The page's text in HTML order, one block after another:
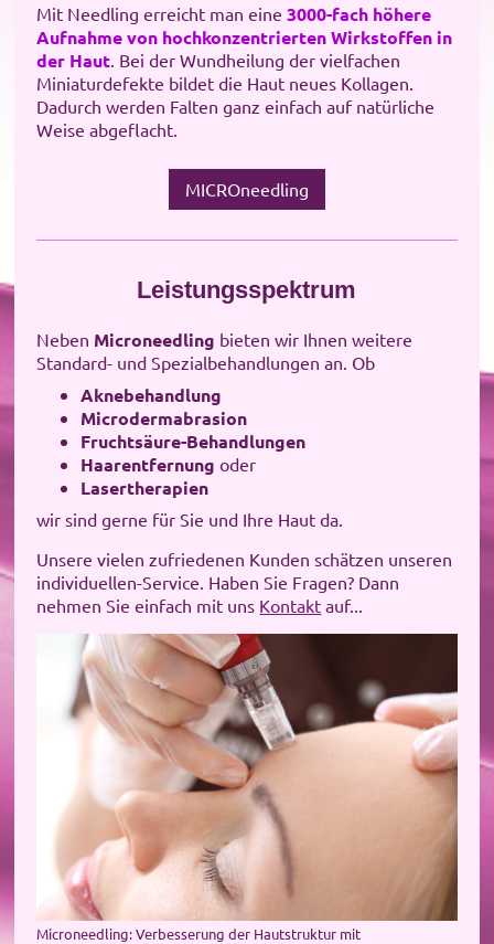
Mit Needling erreicht man eine3000-fach höhere
Aufnahme von hochkonzentrierten Wirkstoffen in
der Haut . Bei der Wundheilung der vielfachen
Miniaturdefekte bildet die Haut neues Kollagen.
Dadurch werden Falten ganz einfach auf natürliche
Weise abgeflacht.
MICROneedling
Leistungsspektrum
Neben Microneedling bieten wir Ihnen weitere
Standard- und Spezialbehandlungen an. Ob
Aknebehandlung
Microdermabrasion
Fruchtsäure-Behandlungen
Haarentfernung oder
Lasertherapien
wir sind gerne für Sie und Ihre Haut da.
Unsere vielen zufriedenen Kunden schätzen unseren
individuellen-Service. Haben Sie Fragen? Dann
nehmen Sie einfach mit uns Kontakt auf...
Microneedling: Verbesserung der Hautstruktur mit